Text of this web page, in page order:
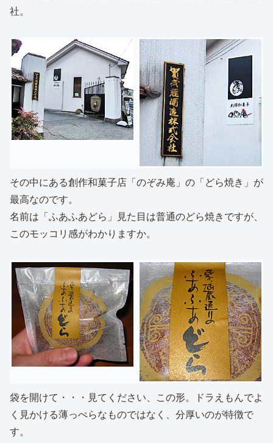
社。
その中にある創作和菓子店「のぞみ庵」の「どら焼き」が
最高なのです。
名前は「ふあふあどら」見た目は普通のどら焼きですが、
このモッコリ感がわかりますか。
袋を開けて・・・見てください、この形。ドラえもんでよ
く見かける薄っぺらなものではなく、分厚いのが特徴で
す。